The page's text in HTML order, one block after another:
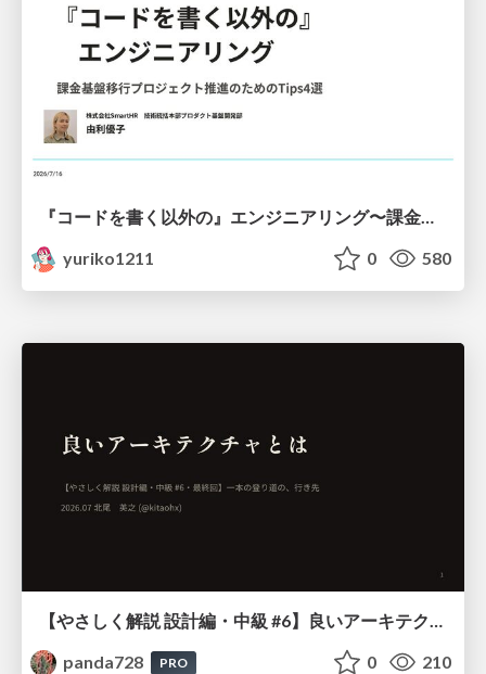
『コードを書く以外の』エンジニアリング〜課金基盤移行プロジェクト推進のためのTips4選
yuriko1211
0 580
【やさしく解説 設計編・中級 #6】良いアーキテクチャとは ～ 一本の登り道の、行き先 ～
panda728
PRO 0 210